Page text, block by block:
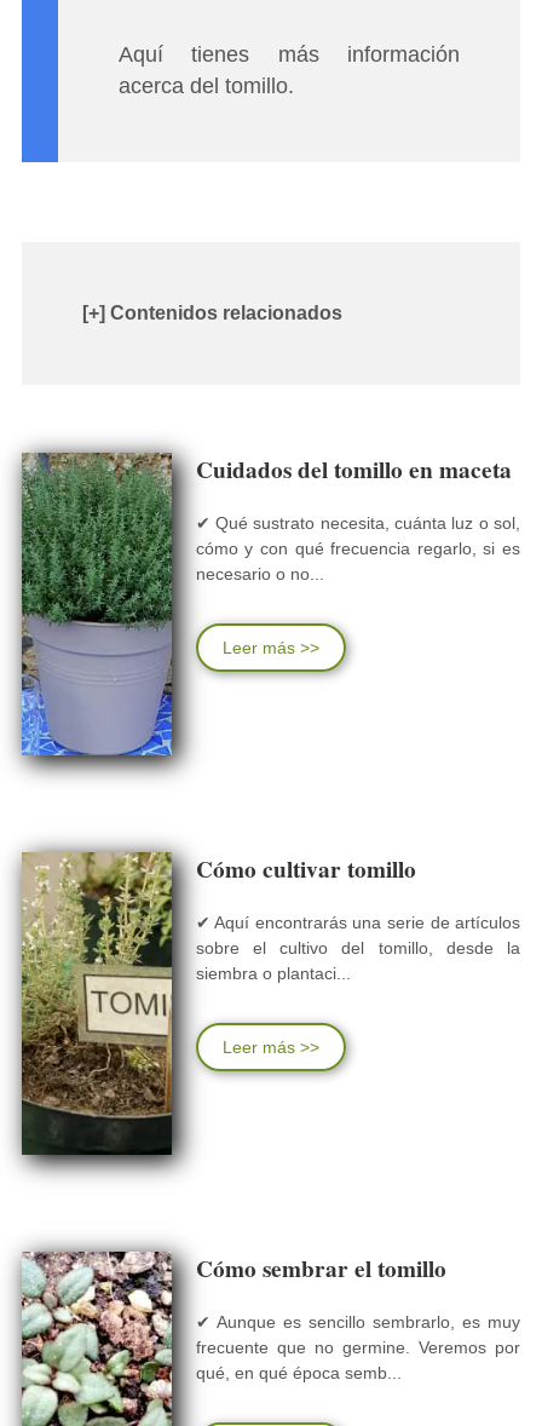
Aquí tienes más información
acerca del tomillo.
[+] Contenidos relacionados
Cuidados del tomillo en maceta
✔ Qué sustrato necesita, cuánta luz o sol,
cómo y con qué frecuencia regarlo, si es
necesario o no...
Leer más >>
Cómo cultivar tomillo
✔ Aquí encontrarás una serie de artículos
sobre el cultivo del tomillo, desde la
siembra o plantaci...
Leer más >>
Cómo sembrar el tomillo
✔ Aunque es sencillo sembrarlo, es muy
frecuente que no germine. Veremos por
qué, en qué época semb...